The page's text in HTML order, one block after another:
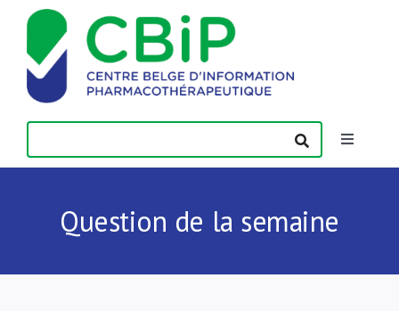
Passer
contenu
Toggle
Question de la semaine